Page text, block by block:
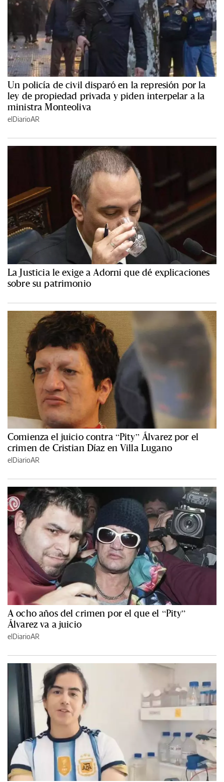
Un policía de civil disparó en la represión por la
ley de propiedad privada y piden interpelar a la
ministra Monteoliva
elDiarioAR
La Justicia le exige a Adorni que dé explicaciones
sobre su patrimonio
Comienza el juicio contra “Pity” Álvarez por el
crimen de Cristian Díaz en Villa Lugano
elDiarioAR
A ocho años del crimen por el que el “Pity”
Álvarez va a juicio
elDiarioAR